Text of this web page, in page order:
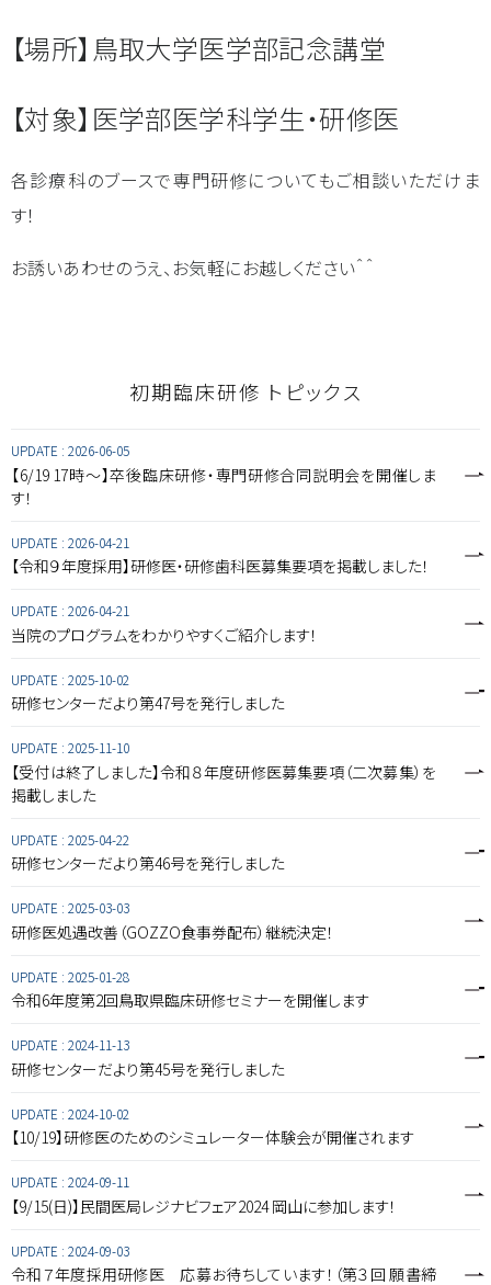
【場所】鳥取大学医学部記念講堂
【対象】医学部医学科学生・研修医
各診療科のブースで専門研修についてもご相談いただけま
す！
お誘いあわせのうえ、お気軽にお越しください＾＾
初期臨床研修 トピックス
UPDATE : 2026-06-05
【6/19 17時～】卒後臨床研修・専門研修合同説明会を開催しま
す！
UPDATE : 2026-04-21
【令和９年度採用】研修医・研修歯科医募集要項を掲載しました！
UPDATE : 2026-04-21
当院のプログラムをわかりやすくご紹介します！
UPDATE : 2025-10-02
研修センターだより第47号を発行しました
UPDATE : 2025-11-10
【受付は終了しました】令和８年度研修医募集要項（二次募集）を
掲載しました
UPDATE : 2025-04-22
研修センターだより第46号を発行しました
UPDATE : 2025-03-03
研修医処遇改善（GOZZO食事券配布）継続決定！
UPDATE : 2025-01-28
令和6年度第2回鳥取県臨床研修セミナーを開催します
UPDATE : 2024-11-13
研修センターだより第45号を発行しました
UPDATE : 2024-10-02
【10/19】研修医のためのシミュレーター体験会が開催されます
UPDATE : 2024-09-11
【9/15(日)】民間医局レジナビフェア2024 岡山に参加します！
UPDATE : 2024-09-03
令和７年度採用研修医 応募お待ちしています！（第３回 願書締